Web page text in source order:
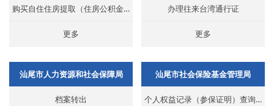
购买自住住房提取（住房公积金）(购买自住住房（一手房）提取)
更多
办理往来台湾通行证
更多
汕尾市人力资源和社会保障局
档案转出
汕尾市社会保险基金管理局
个人权益记录（参保证明）查询打印